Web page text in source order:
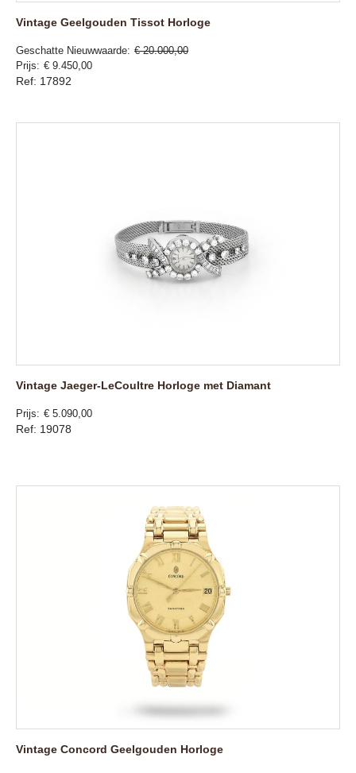
Vintage Geelgouden Tissot Horloge
Geschatte Nieuwwaarde € 20.000,00
Prijs
€ 9.450,00
Ref: 17892
Vintage Jaeger-LeCoultre Horloge met Diamant
Prijs € 5.090,00
Ref: 19078
Vintage Concord Geelgouden Horloge